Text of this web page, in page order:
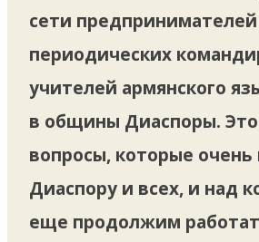
сети
периодических
учителей армянского
в общины Диаспоры.
вопросы, которые
Диаспору и всех, и над
еще продолжим